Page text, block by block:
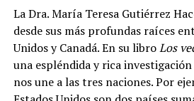
La Dra. María Teresa Gutiérrez
desde sus más profundas raíces
Unidos y Canadá. En su libroLos
una espléndida y rica investigación
nos une a las tres naciones. Por